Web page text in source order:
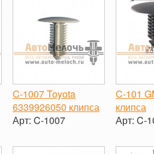
C-1007 Toyota
6339926050 клипса
Арт: C-1007
-
+
C-101
клипса
Арт: C-
-